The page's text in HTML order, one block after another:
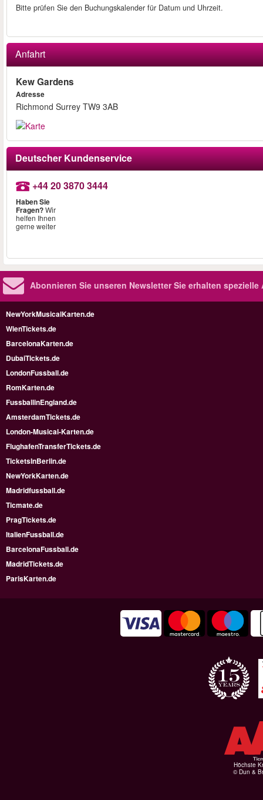
Bitte prüfen Sie den Buchungskalender für Datum und Uhrzeit.
Anfahrt
Kew Gardens
Adresse
Richmond Surrey TW9 3AB
Deutscher Kundenservice
+44 20 3870 3444
Haben Sie
Fragen?Wir
helfen Ihnen
gerne weiter
Abonnieren Sie unseren NewsletterSie erhalten spezielle
NewYorkMusicalKarten.de
WienTickets.de
BarcelonaKarten.de
DubaiTickets.de
LondonFussball.de
RomKarten.de
FussballinEngland.de
AmsterdamTickets.de
London-Musical-Karten.de
FlughafenTransferTickets.de
TicketsInBerlin.de
NewYorkKarten.de
Madridfussball.de
Ticmate.de
PragTickets.de
ItalienFussball.de
BarcelonaFussball.de
MadridTickets.de
ParisKarten.de
Höchste
© Dun &